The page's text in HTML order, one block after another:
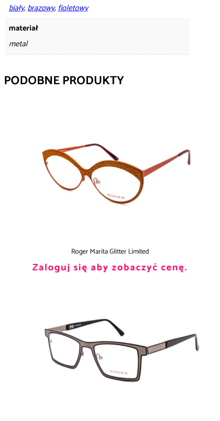
biały,brązowy,fioletowy
materiał
metal
PODOBNE PRODUKTY
Roger Marita Glitter Limited
Zaloguj się aby zobaczyć cenę.